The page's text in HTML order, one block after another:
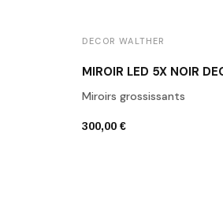
DECOR WALTHER
Miroirs grossissants
300,00 €